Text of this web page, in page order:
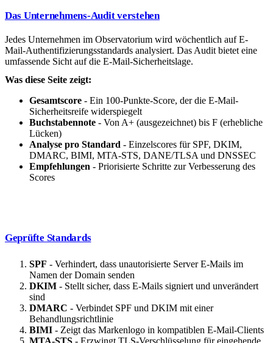
Das Unternehmens-Audit verstehen
Jedes Unternehmen im Observatorium wird wöchentlich auf E-
Mail-Authentifizierungsstandards analysiert. Das Audit bietet eine
umfassende Sicht auf die E-Mail-Sicherheitslage.
Was diese Seite zeigt:
Gesamtscore - Ein 100-Punkte-Score, der die E-Mail-
Sicherheitsreife widerspiegelt
Buchstabennote - Von A+ (ausgezeichnet) bis F (erhebliche
Lücken)
Analyse pro Standard - Einzelscores für SPF, DKIM,
DMARC, BIMI, MTA-STS, DANE/TLSA und DNSSEC
Empfehlungen - Priorisierte Schritte zur Verbesserung des
Scores
Geprüfte Standards
SPF - Verhindert, dass unautorisierte Server E-Mails im
Namen der Domain senden
DKIM - Stellt sicher, dass E-Mails signiert und unverändert
sind
DMARC - Verbindet SPF und DKIM mit einer
Behandlungsrichtlinie
BIMI - Zeigt das Markenlogo in kompatiblen E-Mail-Clients